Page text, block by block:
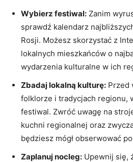
Wybierz festiwal: Zanim
sprawdź⁣ kalendarz‍
Rosji. Możesz‍ skorzystać ⁤z
lokalnych‌ mieszkańców o
⁢wydarzenia kulturalne ⁤w ich
Zbadaj lokalną kulturę: Przed
⁣folklorze i tradycjach‍ regionu,
festiwal. Zwróć uwagę na
kuchni ‍regionalnej‍ oraz
będziesz mógł obserwować‍
Zaplanuj ‌nocleg: Upewnij się,‍